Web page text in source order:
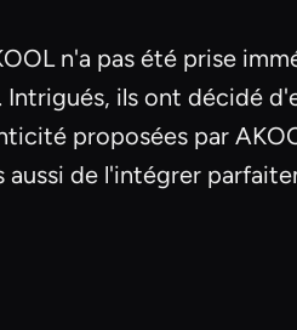
n'a pas été prise
ils ont décidé
proposées par
aussi de l'intégrer